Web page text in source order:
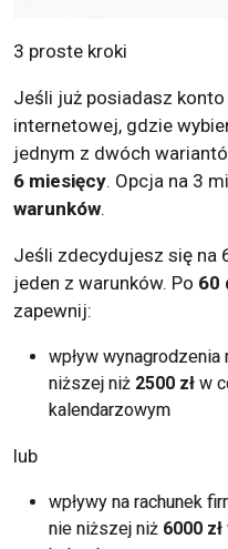
3 proste kroki
Jeśli już posiadasz
internetowej, gdzie
jednym z dwóch
6 miesięcy. Opcja na 3
warunków.
Jeśli zdecydujesz się na
jeden z warunków. Po 60
zapewnij:
wpływ
niższej niż 2500 zł w
kalendarzowym
lub
wpływy na rachunek
nie niższej niż 6000 zł